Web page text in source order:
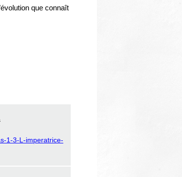
que connaît
1-3-L-imperatrice-